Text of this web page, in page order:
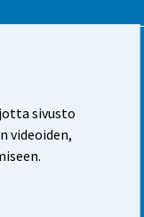
sivusto
videoiden,